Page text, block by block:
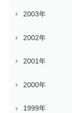
2003年
2002年
2001年
2000年
1999年